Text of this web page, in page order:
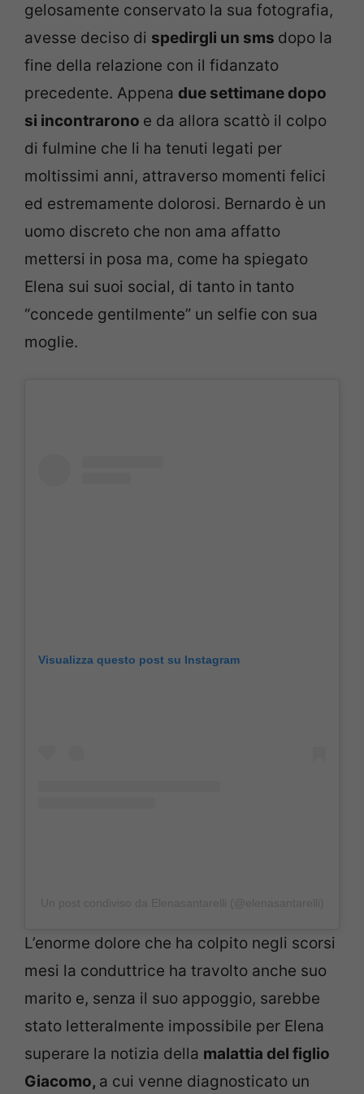
gelosamente conservato la sua fotografia,
avesse deciso di spedirgli un sms dopo la
fine della relazione con il fidanzato
precedente. Appena due settimane dopo
si incontrarono e da allora scattò il colpo
di fulmine che li ha tenuti legati per
moltissimi anni, attraverso momenti felici
ed estremamente dolorosi. Bernardo è un
uomo discreto che non ama affatto
mettersi in posa ma, come ha spiegato
Elena sui suoi social, di tanto in tanto
“concede gentilmente” un selfie con sua
moglie.
Visualizza questo post su Instagram
L’enorme dolore che ha colpito negli scorsi
mesi la conduttrice ha travolto anche suo
marito e, senza il suo appoggio, sarebbe
stato letteralmente impossibile per Elena
superare la notizia della malattia del figlio
Giacomo, a cui venne diagnosticato un